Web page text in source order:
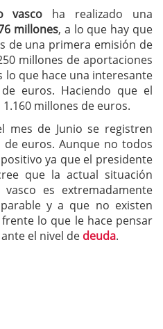
vasco ha realizado una
millones, a lo que hay que
de una primera emisión de
millones de aportaciones
lo que hace una interesante
euros. Haciendo que el
millones de euros.
mes de Junio se registren
euros. Aunque no todos
ya que el presidente
que la actual situación
es extremadamente
y a que no existen
lo que le hace pensar
el nivel de deuda.